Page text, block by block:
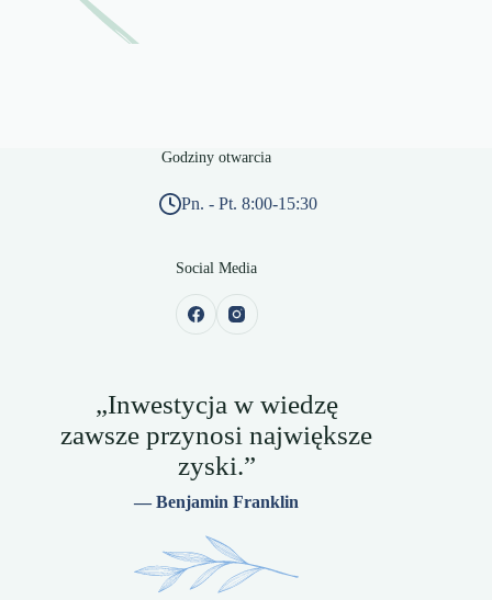
Godziny otwarcia
Pn. - Pt. 8:00-15:30
Social Media
„Inwestycja w wiedzę
zawsze przynosi największe
zyski.”
— Benjamin Franklin